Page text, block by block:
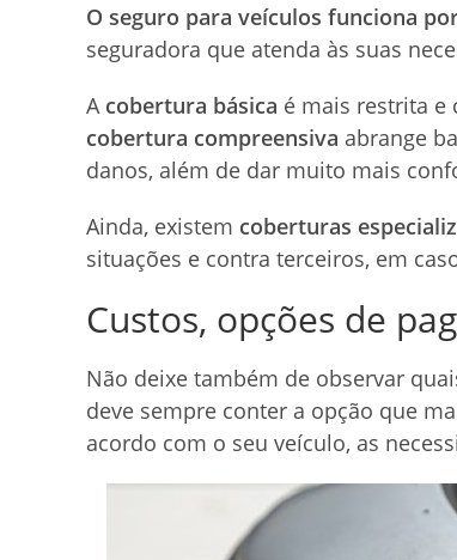
O seguro para veículos funciona
seguradora que atenda às suas
A cobertura básica é mais restrita e
cobertura compreensiva abrange
danos, além de dar muito mais
Ainda, existem coberturas
situações e contra terceiros, em
Custos, opções de
Não deixe também de observar
deve sempre conter a opção que
acordo com o seu veículo, as